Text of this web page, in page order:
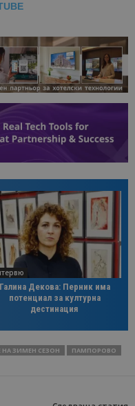
Галина Декова: Перник има
потенциал за културна
дестинация
НА ЗИМЕН СЕЗОН
ПАМПОРОВО